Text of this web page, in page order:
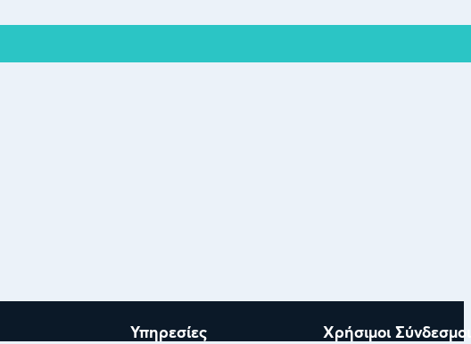
Υπηρεσίες Χρήσιμοι Σύνδεσμοι